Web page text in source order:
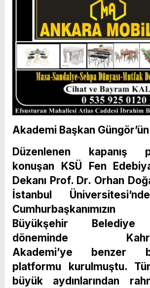
Akademi Başkan
Düzenlenen kapanış
konuşan KSÜ Fen
Dekanı Prof. Dr. Orhan
İstanbul
Büyükşehir Belediye
döneminde
Akademi’ye benzer
platformu kurulmuştu.
büyük aydınlarından